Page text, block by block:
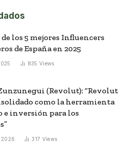
los 5 mejores Influencers
de España en 2025
835Views
(Revolut): “Revolut
como la herramienta
e inversión para los
2026 317 Views